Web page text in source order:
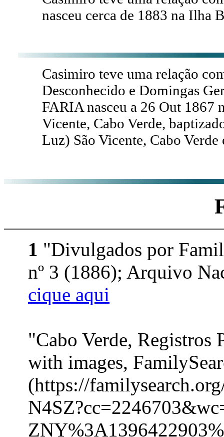
nasceu cerca de 1883 na Ilha
Casimiro teve uma relação
Desconhecido e Domingas
FARIA nasceu a 26 Out 1867
Vicente, Cabo Verde,
Luz) São Vicente, Cabo
1 "Divulgados por
nº 3 (1886); Arquivo
cique aqui
"Cabo Verde, Registros
with images,
(https://